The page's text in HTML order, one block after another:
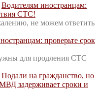
Водителям иностранцам:
СТС!
не можем ответить
проверьте срок
для продления СТС
Подали на гражданство, но
задерживает сроки и